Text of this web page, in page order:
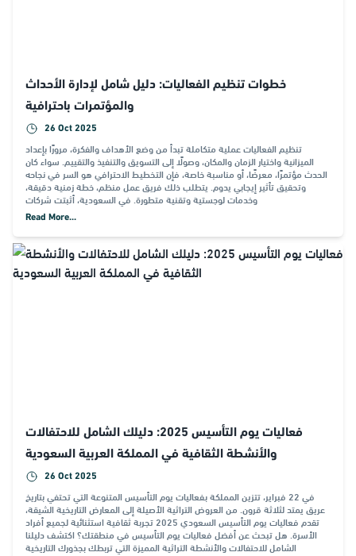
خطوات تنظيم الفعاليات: دليل شامل لإدارة الأحداث
والمؤتمرات باحترافية
26 Oct 2025
تنظيم الفعاليات عملية متكاملة تبدأ من وضع الأهداف والفكرة، مرورًا بإعداد
الميزانية واختيار الزمان والمكان، وصولًا إلى التسويق والتنفيذ والتقييم. سواء كان
الحدث مؤتمرًا، معرضًا، أو مناسبة خاصة، فإن التخطيط الاحترافي هو السر في نجاحه
وتحقيق تأثير إيجابي يدوم. يتطلب ذلك فريق عمل منظم، خطة زمنية دقيقة،
وخدمات لوجستية وتقنية متطورة. في السعودية، أثبتت شركات
Read More...
فعاليات يوم التأسيس 2025: دليلك الشامل للاحتفالات
والأنشطة الثقافية في المملكة العربية السعودية
26 Oct 2025
في 22 فبراير، تتزين المملكة بـفعاليات يوم التأسيس المتنوعة التي تحتفي بتاريخ
عريق يمتد لثلاثة قرون. من العروض التراثية الأصيلة إلى المعارض التاريخية الشيقة،
تقدم فعاليات يوم التأسيس السعودي 2025 تجربة ثقافية استثنائية لجميع أفراد
الأسرة. هل تبحث عن أفضل فعاليات يوم التأسيس في منطقتك؟ اكتشف دليلنا
الشامل للاحتفالات والأنشطة التراثية المميزة التي تربطك بجذورك التاريخية